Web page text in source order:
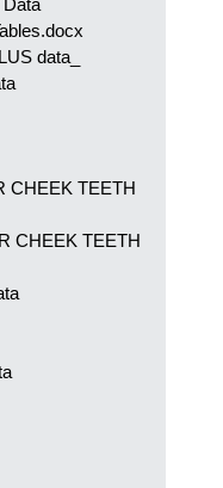
data_
CHEEK TEETH
CHEEK TEETH